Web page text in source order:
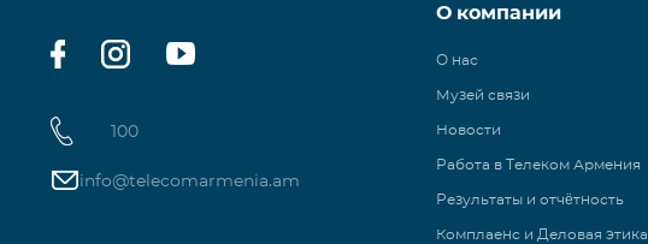
100
info@telecomarmenia.am
О компании
О нас
Музей связи
Новости
Работа в Телеком Армения
Результаты и отчётность
Комплаенс и Деловая этика